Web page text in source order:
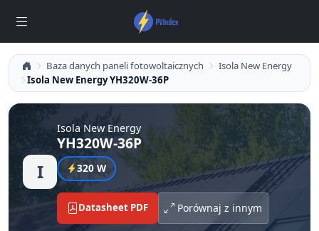
Baza danych paneli fotowoltaicznych
Isola New Energy
Isola New Energy YH320W-36P
I
Isola New Energy
YH320W-36P
320 W
Datasheet PDF Porównaj z innym